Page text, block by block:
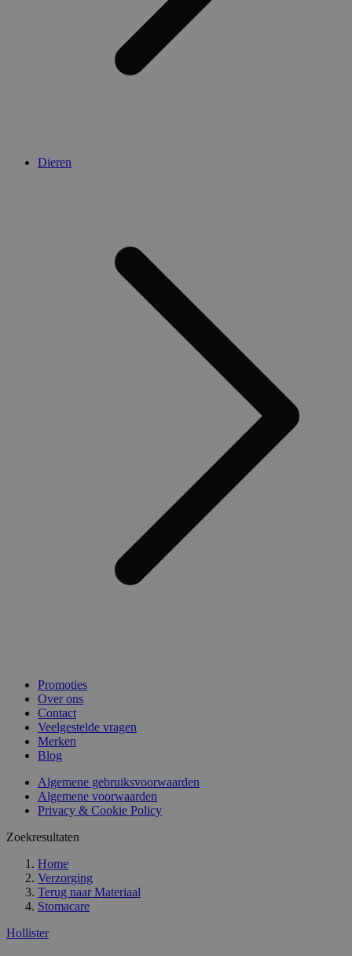
Dieren
Promoties
Over ons
Contact
Veelgestelde vragen
Merken
Blog
Algemene gebruiksvoorwaarden
Algemene voorwaarden
Privacy & Cookie Policy
Zoekresultaten
Home
Verzorging
Terug naar Materiaal
Stomacare
Hollister